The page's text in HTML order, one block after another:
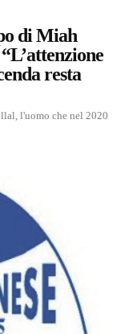
di Miah
resta
l'uomo che nel 2020